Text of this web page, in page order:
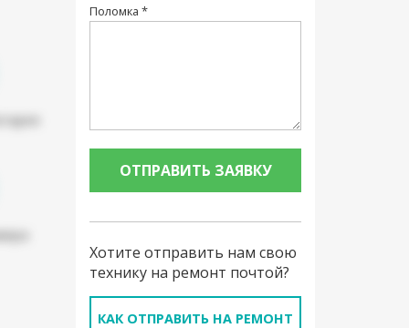
Поломка *
Хотите отправить нам свою
технику на ремонт почтой?
КАК ОТПРАВИТЬ НА РЕМОНТ